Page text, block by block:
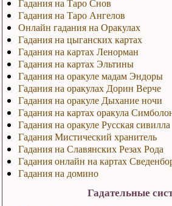
Гадания на Таро Ангелов
Онлайн гадания на Оракулах
Гадания на цыганских картах
Гадания на картах Ленорман
Гадания на картах Эльтины
Гадания на оракуле мадам Эндоры
Гадания на оракулах Дорин Верче
Гадания на оракуле Дыхание ночи
Гадания на картах оракула
Гадания на оракуле Русская сивилла
Гадания Мистический хранитель
Гадания на Славянских Резах Рода
Гадания онлайн на картах
Гадания на домино
Гадательные